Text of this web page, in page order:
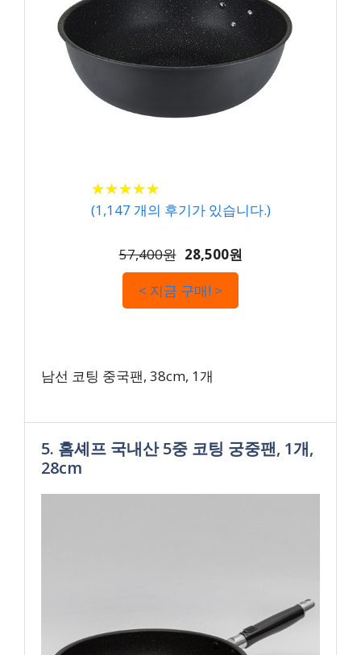
★★★★★
★★★★★
(1,147 개의 후기가 있습니다.)
57,400원 28,500원
< 지금 구매! >
남선 코팅 중국팬, 38cm, 1개
5. 홈셰프 국내산 5중 코팅 궁중팬, 1개,
28cm